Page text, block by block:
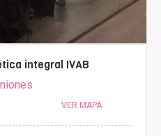
integral IVAB
VER MAPA